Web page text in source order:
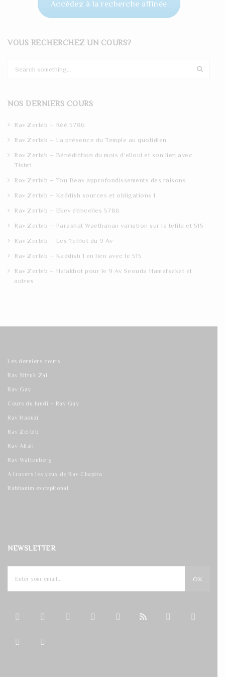
Accédez à la recherche affinée
VOUS RECHERCHEZ UN COURS?
c
NOS DERNIERS COURS
Rav Zerbib – Réé 5786
Rav Zerbib – La présence du Temple au quotidien
Rav Zerbib – Bénédiction du mois d’elloul et son lien avec
Tishri
Rav Zerbib – Tou Beav approfondissements des raisons
Rav Zerbib – Kaddish sources et obligations 1
Rav Zerbib – Ekev étincelles 5786
Rav Zerbib – Parashat Waethanan variation sur la tefila et 515
Rav Zerbib – Les Tefilot du 9 Av
Rav Zerbib – Kaddish 1 en lien avec le 515
Rav Zerbib – Halakhot pour le 9 Av Seouda Hamafseket et
autres
Les derniers cours
Rav Sitruk Zal
Rav Gay
Cours du lundi – Rav Gay
Rav Haouzi
Rav Zerbib
Rav Allali
Rav Wattenberg
A travers les yeux de Rav Chapira
Rabbanim exceptional
NEWSLETTER
OK